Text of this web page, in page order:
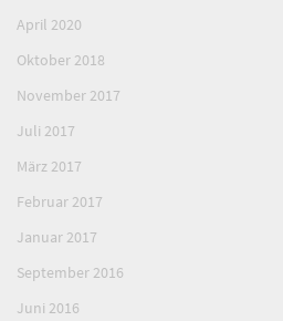
April 2020
Oktober 2018
November 2017
Juli 2017
März 2017
Februar 2017
Januar 2017
September 2016
Juni 2016